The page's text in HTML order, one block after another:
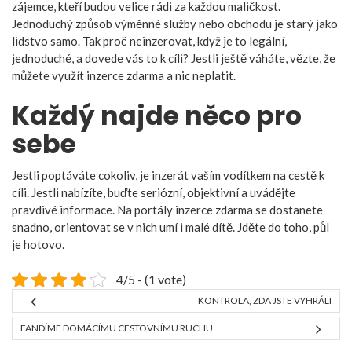
zájemce, kteří budou velice rádi za každou maličkost.
Jednoduchý způsob výměnné služby nebo obchodu je starý jako
lidstvo samo. Tak proč neinzerovat, když je to legální,
jednoduché, a dovede vás to k cíli? Jestli ještě váháte, vězte, že
můžete využít inzerce zdarma a nic neplatit.
Každý najde něco pro
sebe
Jestli poptáváte cokoliv, je inzerát vaším vodítkem na cestě k
cíli. Jestli nabízíte, buďte seriózní, objektivní a uvádějte
pravdivé informace. Na portály inzerce zdarma se dostanete
snadno, orientovat se v nich umí i malé dítě. Jděte do toho, půl
je hotovo.
4/5 - (1 vote)
KONTROLA, ZDA JSTE VYHRÁLI
FANDÍME DOMÁCÍMU CESTOVNÍMU RUCHU